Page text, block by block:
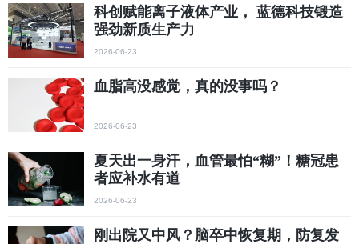
科创赋能离子液体产业， 蓝德科技锻造
强劲新质生产力
2026-06-23
血脂高没感觉，真的没事吗？
2026-06-23
夏天出一身汗，血管最怕“糊”！糖冠患
者应补水有道
2026-06-23
刚出院又中风？脑卒中恢复期，防复发